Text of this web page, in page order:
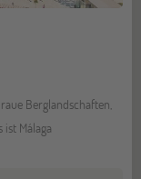
Berglandschaften,
Málaga